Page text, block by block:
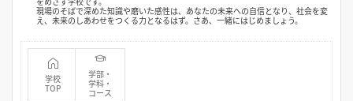
現場のそばで深めた知識や磨いた感性は、あなたの未来への自信となり、社会を変
え、未来のしあわせをつくる力となるはず。さあ、一緒にはじめましょう。
学校
TOP
学部・
学科・
コース